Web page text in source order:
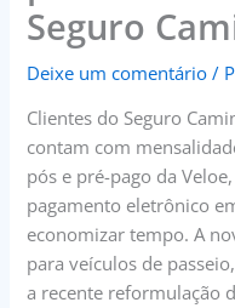
Seguro
Deixe um comentário /
Clientes do Seguro
contam com
pós e pré-pago da
pagamento eletrônico
economizar tempo. A
para veículos de
a recente reformulação